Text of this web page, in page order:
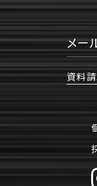
メー
資料